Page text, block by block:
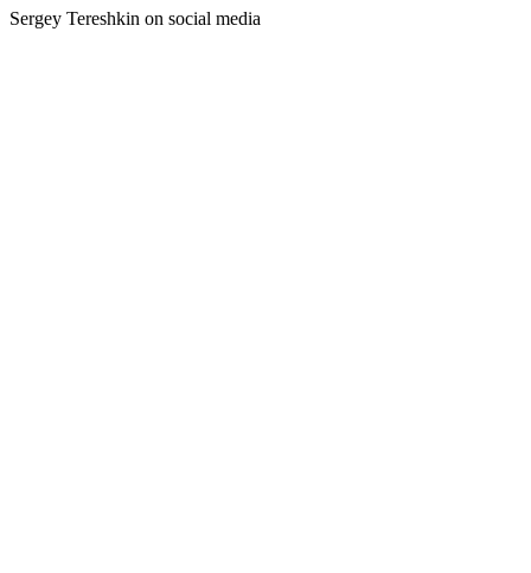
Sergey Tereshkin on social media